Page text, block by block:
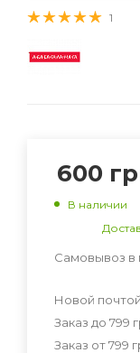
1
600
В наличии
Самовывоз в
Новой
Заказ до 799
Заказ от 799